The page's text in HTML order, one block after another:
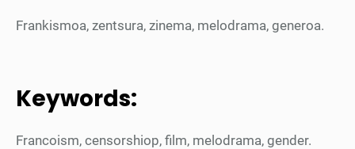
Frankismoa, zentsura, zinema, melodrama, generoa.
Keywords:
Francoism, censorshiop, film, melodrama, gender.